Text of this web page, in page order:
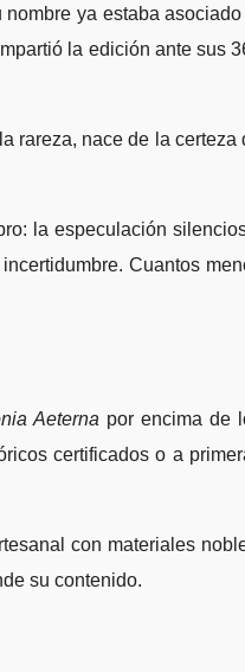
ya estaba
la edición ante sus
rareza, nace de la certeza
la especulación
Cuantos
Aeterna por encima de
certificados o a
con materiales
su contenido.